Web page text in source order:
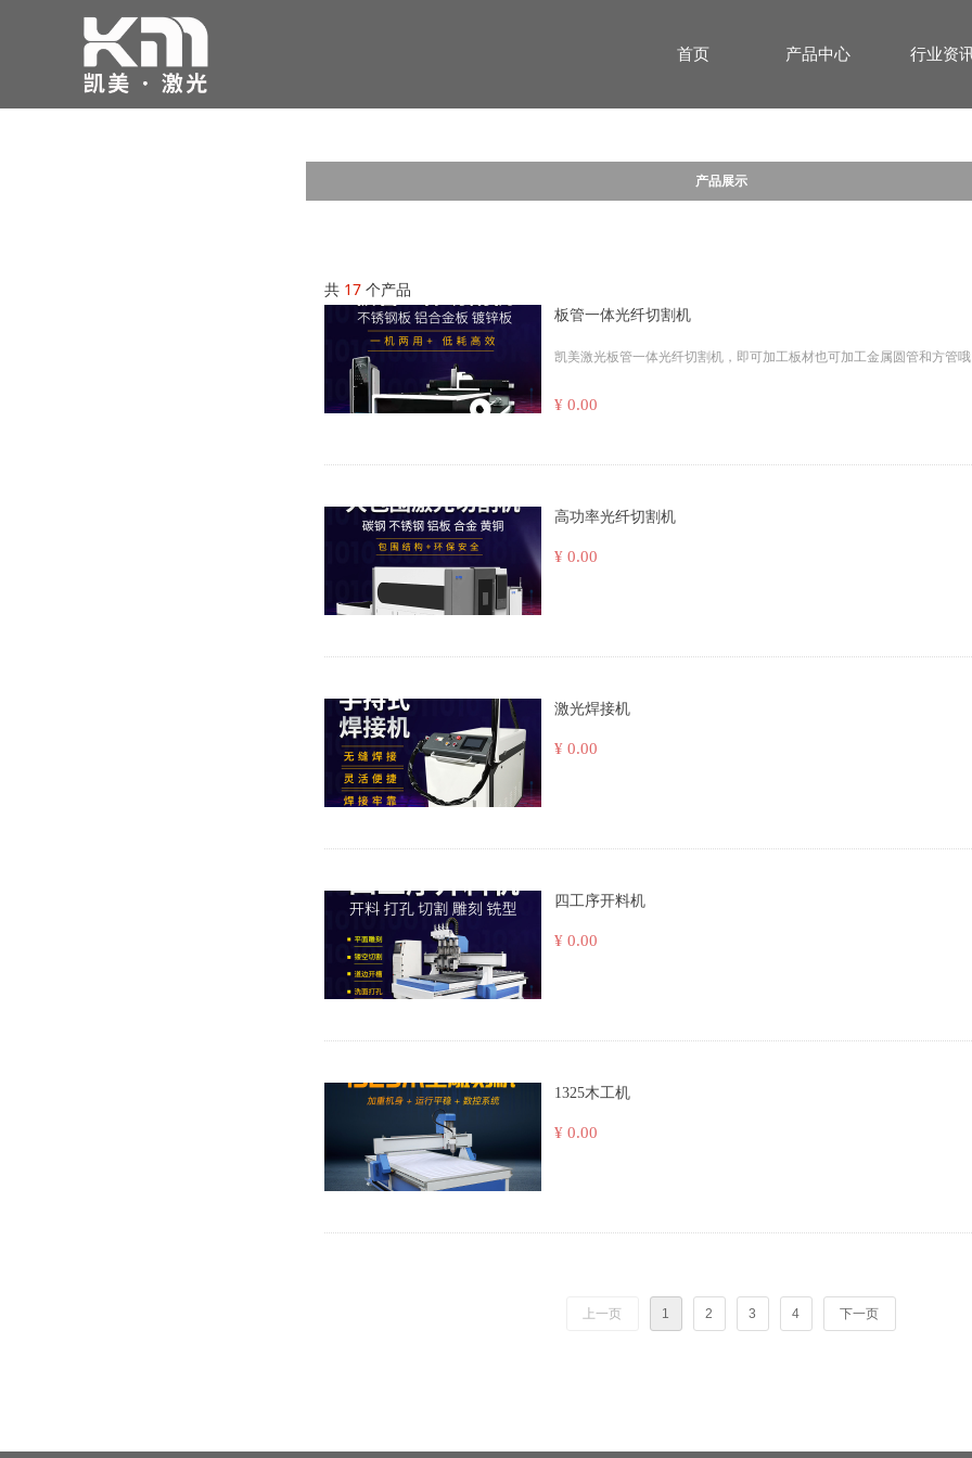
首页 产品中心 行业资
共 17 个产品
板管一体光纤切割机
凯美激光板管一体光纤切割机，即可加工板材也可加工金属圆管和方管哦
¥ 0.00
高功率光纤切割机
¥ 0.00
激光焊接机
¥ 0.00
四工序开料机
¥ 0.00
1325木工机
¥ 0.00
上一页 1 2 3 4 下一页
产品展示